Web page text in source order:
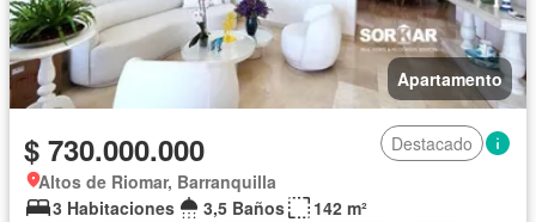
Apartamento
$ 730.000.000
Destacado
Altos de Riomar, Barranquilla
3 Habitaciones
3,5 Baños
142 m²